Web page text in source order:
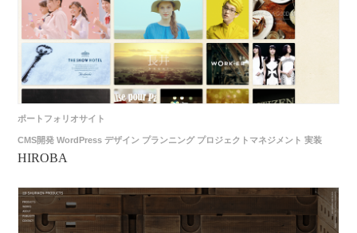
ポートフォリオサイト
CMS開発 WordPress デザイン プランニング プロジェクトマネジメント 実装
HIROBA